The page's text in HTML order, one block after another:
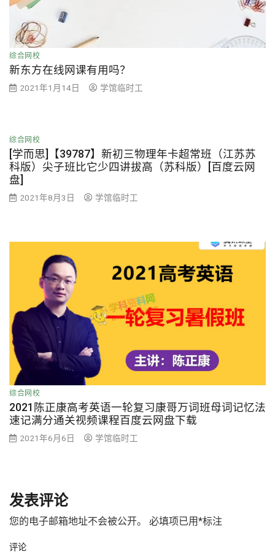
综合网校
新东方在线网课有用吗？
2021年1月14日 学馆临时工
综合网校
[学而思]【39787】新初三物理年卡超常班（江苏苏
科版）尖子班比它少四讲拔高（苏科版）[百度云网
盘]
2021年8月3日 学馆临时工
综合网校
2021陈正康高考英语一轮复习康哥万词班母词记忆法
速记满分通关视频课程百度云网盘下载
2021年6月6日 学馆临时工
发表评论
您的电子邮箱地址不会被公开。 必填项已用*标注
评论